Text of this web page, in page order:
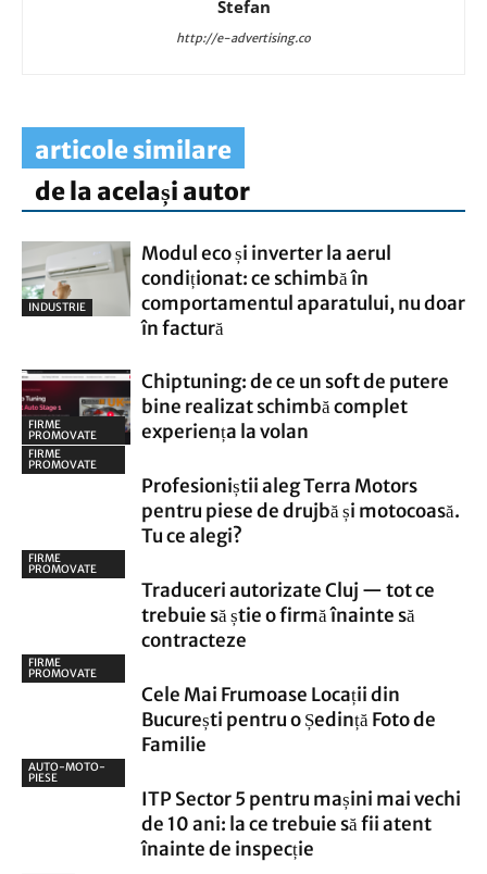
Stefan
http://e-advertising.co
articole similare
de la același autor
INDUSTRIE
Modul eco și inverter la aerul
condiționat: ce schimbă în
comportamentul aparatului, nu doar
în factură
FIRME
PROMOVATE
Chiptuning: de ce un soft de putere
bine realizat schimbă complet
experiența la volan
FIRME
PROMOVATE
Profesioniștii aleg Terra Motors
pentru piese de drujbă și motocoasă.
Tu ce alegi?
FIRME
PROMOVATE
Traduceri autorizate Cluj — tot ce
trebuie să știe o firmă înainte să
contracteze
FIRME
PROMOVATE
Cele Mai Frumoase Locații din
București pentru o Ședință Foto de
Familie
AUTO-MOTO-
PIESE
ITP Sector 5 pentru mașini mai vechi
de 10 ani: la ce trebuie să fii atent
înainte de inspecție